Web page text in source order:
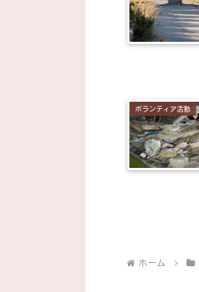
ボランティア活動
ホーム